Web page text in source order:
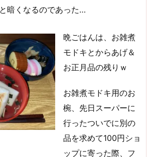
暗くなるのであった…
晩ごはんは、お雑煮
モドキとからあげ＆
お正月品の残りｗ
お雑煮モドキ用のお
椀、先日スーパーに
行ったついでに別の
品を求めて100円ショ
ップに寄った際、フ